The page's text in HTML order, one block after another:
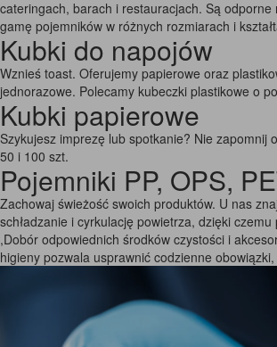
cateringach, barach i restauracjach. Są
gamę pojemników w różnych rozmiarach i
Kubki do napojów
Wznieś toast. Oferujemy papierowe oraz
jednorazowe. Polecamy kubeczki plastikowe o
Kubki papierowe
Szykujesz imprezę lub spotkanie? Nie
50 i 100 szt.
Pojemniki PP, OPS,
Zachowaj świeżość swoich produktów. U nas
schładzanie i cyrkulację powietrza, dzięki
,Dobór odpowiednich środków czystości i
higieny pozwala usprawnić codzienne